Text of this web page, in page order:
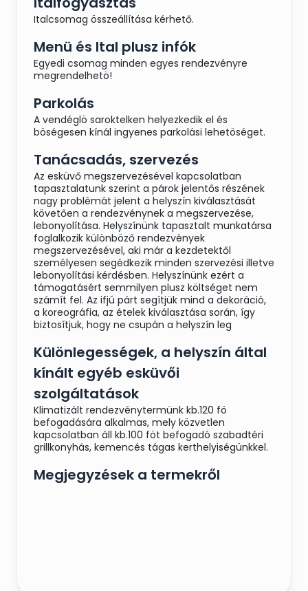
Italcsomag összeállítása kérhető.
Menü és Ital plusz infók
Egyedi csomag minden egyes rendezvényre
megrendelhetö!
Parkolás
A vendéglö saroktelken helyezkedik el és
böségesen kínál ingyenes parkolási lehetöséget.
Tanácsadás, szervezés
Az esküvő megszervezésével kapcsolatban
tapasztalatunk szerint a párok jelentős részének
nagy problémát jelent a helyszín kiválasztását
követően a rendezvénynek a megszervezése,
lebonyolítása. Helyszínünk tapasztalt munkatársa
foglalkozik különböző rendezvények
megszervezésével, aki már a kezdetektől
személyesen segédkezik minden szervezési illetve
lebonyolítási kérdésben. Helyszínünk ezért a
támogatásért semmilyen plusz költséget nem
számít fel. Az ifjú párt segítjük mind a dekoráció,
a koreográfia, az ételek kiválasztása során, így
biztosítjuk, hogy ne csupán a helyszín leg
Különlegességek, a helyszín által
kínált egyéb esküvői
szolgáltatások
Klimatizált rendezvénytermünk kb.120 fö
befogadására alkalmas, mely közvetlen
kapcsolatban áll kb.100 föt befogadó szabadtéri
grillkonyhás, kemencés tágas kerthelyiségünkkel.
Megjegyzések a termekről